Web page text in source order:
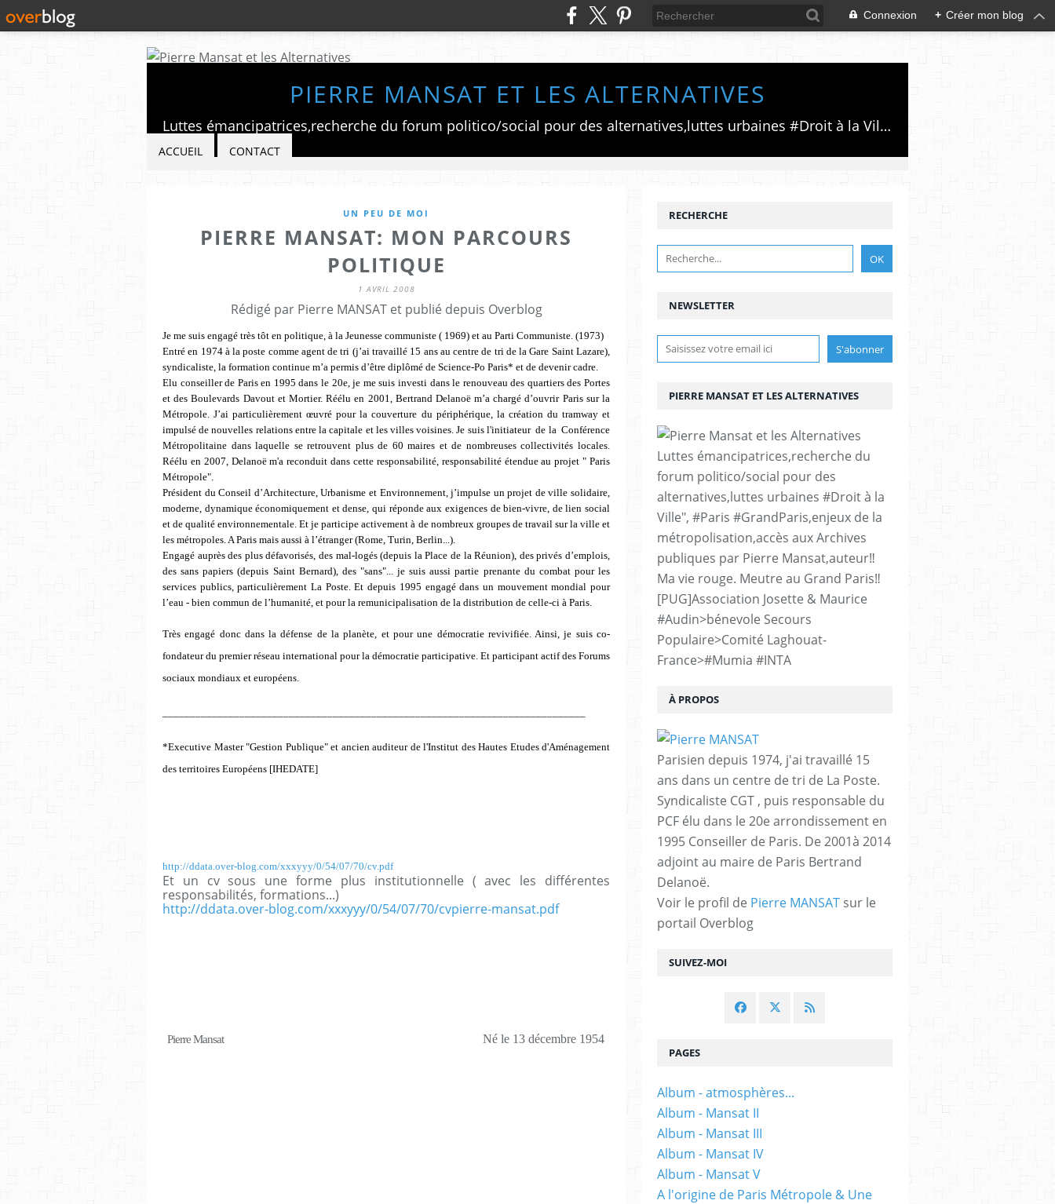
Connexion + Créer mon blog
PIERRE MANSAT ET LES ALTERNATIVES
Luttes émancipatrices,recherche du forum politico/social pour des alternatives,luttes urbaines #Droit à la Ville", #Paris #GrandParis,enjeux de la métropolisation,accès aux Archives publiques par Pierre Mansat,auteur‼️Ma vie rouge. Meutre au Grand Paris‼️[PUG]Association Josette & Maurice #Audin>bénevole Secours Populaire>Comité Laghouat-France>#Mumia #INTA
ACCUEIL CONTACT
UN PEU DE MOI
PIERRE MANSAT: MON PARCOURS
POLITIQUE
1 AVRIL 2008
Rédigé par Pierre MANSAT et publié depuis Overblog
Je me suis engagé très tôt en politique, à la Jeunesse communiste ( 1969) et au Parti Communiste. (1973)
Entré en 1974 à la poste comme agent de tri (j’ai travaillé 15 ans au centre de tri de la Gare Saint Lazare),
syndicaliste, la formation continue m’a permis d’être diplômé de Science-Po Paris* et de devenir cadre.
Elu conseiller de Paris en 1995 dans le 20e, je me suis investi dans le renouveau des quartiers des Portes
et des Boulevards Davout et Mortier. Réélu en 2001, Bertrand Delanoë m’a chargé d’ouvrir Paris sur la
Métropole. J’ai particulièrement œuvré pour la couverture du périphérique, la création du tramway et
impulsé de nouvelles relations entre la capitale et les villes voisines. Je suis l'initiateur de la Conférence
Métropolitaine dans laquelle se retrouvent plus de 60 maires et de nombreuses collectivités locales.
Réélu en 2007, Delanoë m'a reconduit dans cette responsabilité, responsabilité étendue au projet " Paris
Métropole".
Président du Conseil d’Architecture, Urbanisme et Environnement, j’impulse un projet de ville solidaire,
moderne, dynamique économiquement et dense, qui réponde aux exigences de bien-vivre, de lien social
et de qualité environnementale. Et je participe activement à de nombreux groupes de travail sur la ville et
les métropoles. A Paris mais aussi à l’étranger (Rome, Turin, Berlin...).
Engagé auprès des plus défavorisés, des mal-logés (depuis la Place de la Réunion), des privés d’emplois,
des sans papiers (depuis Saint Bernard), des "sans"... je suis aussi partie prenante du combat pour les
services publics, particulièrement La Poste. Et depuis 1995 engagé dans un mouvement mondial pour
l’eau - bien commun de l’humanité, et pour la remunicipalisation de la distribution de celle-ci à Paris.
Très engagé donc dans la défense de la planète, et pour une démocratie revivifiée. Ainsi, je suis co-
fondateur du premier réseau international pour la démocratie participative. Et participant actif des Forums
sociaux mondiaux et européens.
*Executive Master "Gestion Publique" et ancien auditeur de l'Institut des Hautes Etudes d'Aménagement
des territoires Européens [IHEDATE]
http://ddata.over-blog.com/xxxyyy/0/54/07/70/cv.pdf
Et un cv sous une forme plus institutionnelle ( avec les différentes
responsabilités, formations...)
http://ddata.over-blog.com/xxxyyy/0/54/07/70/cvpierre-mansat.pdf
Pierre Mansat Né le 13 décembre 1954
NEWSLETTER
SUIVEZ-MOI
RECHERCHE
PIERRE MANSAT ET LES ALTERNATIVES
Luttes émancipatrices,recherche du
forum politico/social pour des
alternatives,luttes urbaines #Droit à la
Ville", #Paris #GrandParis,enjeux de la
métropolisation,accès aux Archives
publiques par Pierre Mansat,auteur‼️
Ma vie rouge. Meutre au Grand Paris‼️
[PUG]Association Josette & Maurice
#Audin>bénevole Secours
Populaire>Comité Laghouat-
France>#Mumia #INTA
À PROPOS
Parisien depuis 1974, j'ai travaillé 15
ans dans un centre de tri de La Poste.
Syndicaliste CGT , puis responsable du
PCF élu dans le 20e arrondissement en
1995 Conseiller de Paris. De 2001à 2014
adjoint au maire de Paris Bertrand
Delanoë.
Voir le profil de Pierre MANSAT sur le
portail Overblog
PAGES
Album - atmosphères...
Album - Mansat II
Album - Mansat III
Album - Mansat IV
Album - Mansat V
A l'origine de Paris Métropole & Une